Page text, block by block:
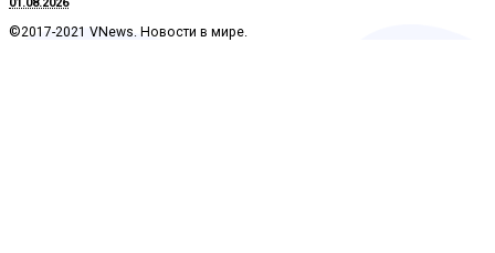
01.08.2026
©2017-2021 VNews. Новости в мире.